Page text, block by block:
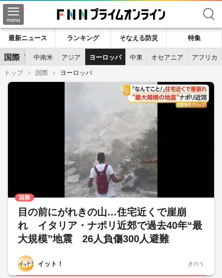
検索
最新ニュース ランキング そなえる防災 特集
国際
カナダ 中南米 アジア ヨーロッパ 中東 オセアニア
アフリカ
トップ
国際 ヨーロッパ
目の前にがれきの山…住宅近くで崖崩
れ イタリア・ナポリ近郊で過去40年“最
大規模”地震 26人負傷300人避難
イット！
国際
きのう